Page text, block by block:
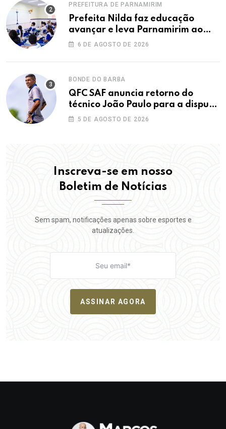
PREFEITURA DE PARNAMIRIM
Prefeita Nilda faz educação
avançar e leva Parnamirim ao
maior IDEB da história dos anos
6 DE AGOSTO DE 2026
BONDE DO BARBA
QFC SAF anuncia retorno do
técnico João Paulo para a disputa
da elite do Campeonato Potiguar
5 DE AGOSTO DE 2026
Inscreva-se em nosso
Boletim de Notícias
Sem spam, notificações apenas sobre esportes e
atualizações.
ASSINAR AGORA